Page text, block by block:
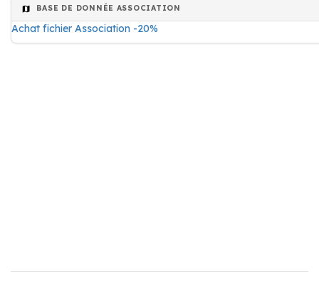
BASE DE DONNÉE ASSOCIATION
Achat fichier Association -20%